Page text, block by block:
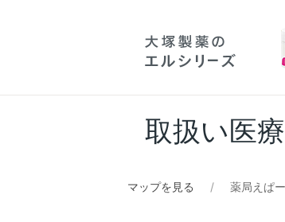
取扱い医
マップを見る 薬局えぱ